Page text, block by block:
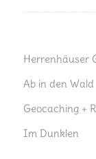
Herrenhäuser
Ab in den Wald
Geocaching +
Im Dunklen